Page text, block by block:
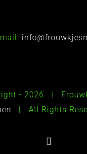
- 2026 |
| All Rights